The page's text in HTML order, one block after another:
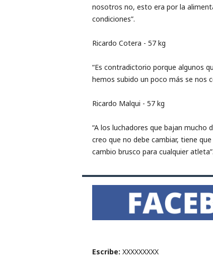
nosotros no, esto era por la
condiciones”.
​Ricardo Cotera ​- ​57 kg
“Es contradictorio porque algunos
hemos subido un poco más se nos
Ricardo Malqui ​- ​57 kg
“A los luchadores que bajan
creo que no debe cambiar, tiene
cambio brusco para cualquier atleta”.
Escribe: XXXXXXXXX